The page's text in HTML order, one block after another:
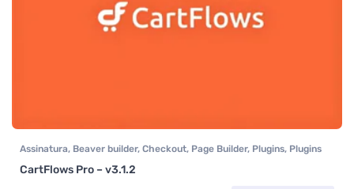
Assinatura, Beaver builder, Checkout, Page Builder, Plugins, Plugins
CartFlows Pro – v3.1.2